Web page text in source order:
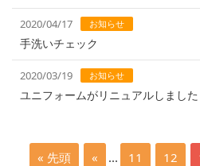
2020/04/17 お知らせ
手洗いチェック
2020/03/19 お知らせ
ユニフォームがリニュアルしました
« 先頭 « ... 11 12